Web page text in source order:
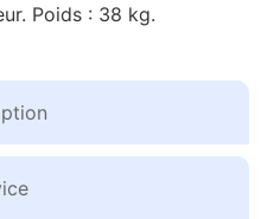
Poids : 38 kg.